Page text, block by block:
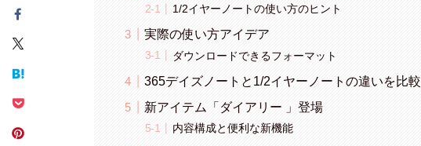
1/2イヤーノートの使い方のヒント
実際の使い方アイデア
ダウンロードできるフォーマット
365デイズノートと1/2イヤーノートの違いを比較
新アイテム「ダイアリー 」登場
内容構成と便利な新機能